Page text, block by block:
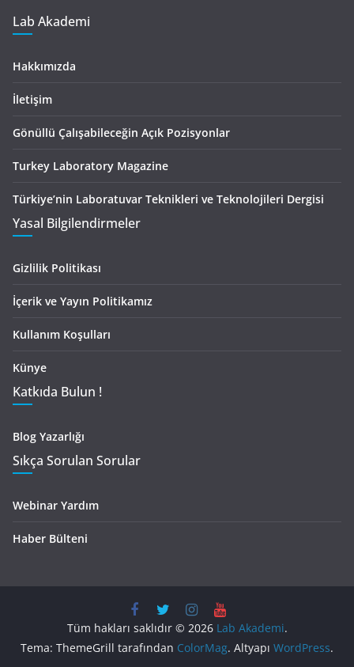
Lab Akademi
Hakkımızda
İletişim
Gönüllü Çalışabileceğin Açık Pozisyonlar
Turkey Laboratory Magazine
Türkiye’nin Laboratuvar Teknikleri ve Teknolojileri Dergisi
Yasal Bilgilendirmeler
Gizlilik Politikası
İçerik ve Yayın Politikamız
Kullanım Koşulları
Künye
Katkıda Bulun !
Blog Yazarlığı
Sıkça Sorulan Sorular
Webinar Yardım
Haber Bülteni
Tüm hakları saklıdır © 2026 Lab Akademi.
Tema: ThemeGrill tarafından ColorMag. Altyapı WordPress.